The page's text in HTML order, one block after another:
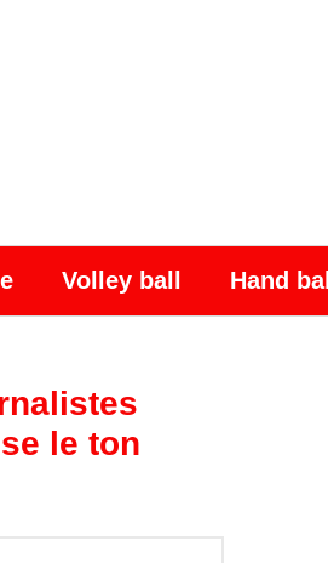
Volley ball Hand
le ton